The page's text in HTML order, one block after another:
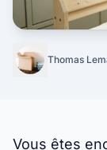
Thomas
Vous êtes